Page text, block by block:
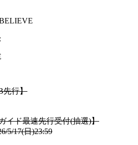
先行】
イド最速先行受付(抽選)】
5/17(日)23:59